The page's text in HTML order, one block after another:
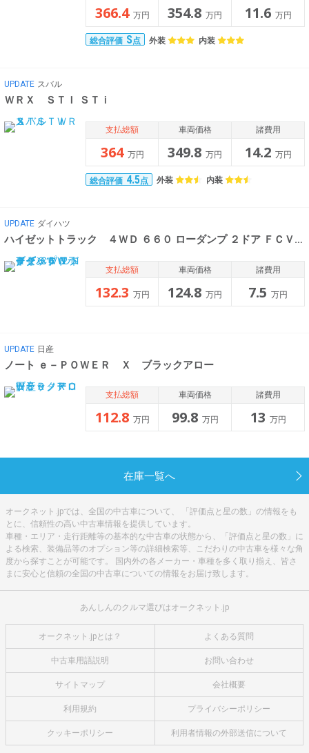
366.4 万円 354.8 万円 11.6 万円
総合評価 S点 外装 内装
UPDATE スバル
ＷＲＸ ＳＴＩ ＳＴｉ
支払総額
364 万円
車両価格
349.8 万円
諸費用
14.2 万円
総合評価 4.5点 外装 内装
UPDATE ダイハツ
ハイゼットトラック ４ＷＤ ６６０ ローダンプ ２ドア ＦＣＶＴ ４
支払総額
132.3 万円
車両価格
124.8 万円
諸費用
7.5 万円
UPDATE 日産
ノート ｅ－ＰＯＷＥＲ Ｘ ブラックアロー
支払総額
112.8 万円
車両価格
99.8 万円
諸費用
13 万円
在庫一覧へ
オークネット.jpでは、全国の中古車について、 「評価点と星の数」の情報をも
とに、信頼性の高い中古車情報を提供しています。
車種・エリア・走行距離等の基本的な中古車の状態から、「評価点と星の数」に
よる検索、装備品等のオプション等の詳細検索等、こだわりの中古車を様々な角
度から探すことが可能です。 国内外の各メーカー・車種を多く取り揃え、皆さ
まに安心と信頼の全国の中古車についての情報をお届け致します。
あんしんのクルマ選びはオークネット.jp
オークネット.jpとは？ よくある質問
中古車用語説明 お問い合わせ
サイトマップ 会社概要
利用規約 プライバシーポリシー
クッキーポリシー 利用者情報の外部送信について